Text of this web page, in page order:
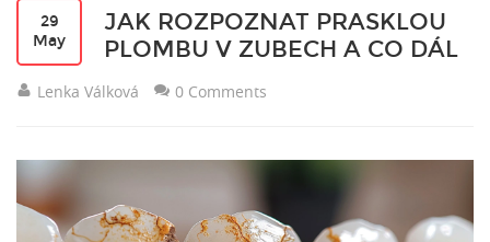
29
May
JAK ROZPOZNAT PRASKLOU
PLOMBU V ZUBECH A CO DÁL
Lenka Válková 0 Comments